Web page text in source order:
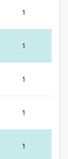
1
1
1
1
1